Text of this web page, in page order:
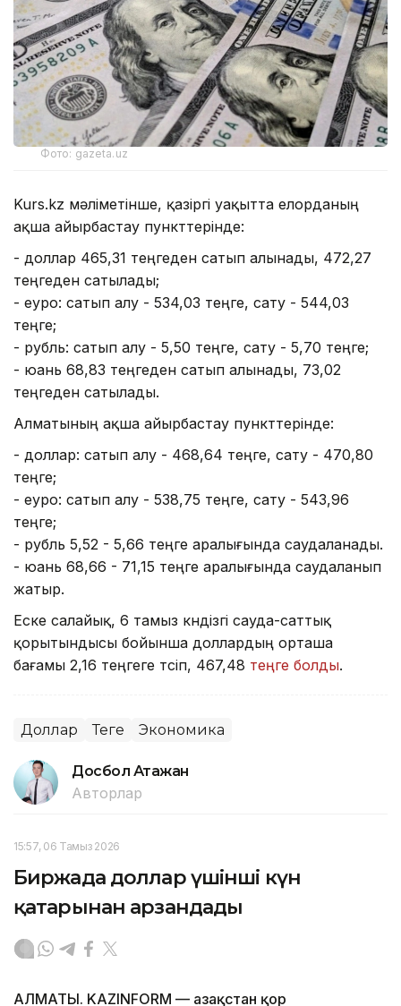
Фото: gazeta.uz
Kurs.kz мәліметінше, қазіргі уақытта елорданың
ақша айырбастау пункттерінде:
- доллар 465,31 теңгеден сатып алынады, 472,27
теңгеден сатылады;
- еуро: сатып алу - 534,03 теңге, сату - 544,03
теңге;
- рубль: сатып алу - 5,50 теңге, сату - 5,70 теңге;
- юань 68,83 теңгеден сатып алынады, 73,02
теңгеден сатылады.
Алматының ақша айырбастау пункттерінде:
- доллар: сатып алу - 468,64 теңге, сату - 470,80
теңге;
- еуро: сатып алу - 538,75 теңге, сату - 543,96
теңге;
- рубль 5,52 - 5,66 теңге аралығында саудаланады.
- юань 68,66 - 71,15 теңге аралығында саудаланып
жатыр.
Еске салайық, 6 тамыз күндізгі сауда-саттық
қорытындысы бойынша доллардың орташа
бағамы 2,16 теңгеге түсіп, 467,48 теңге болды.
Доллар Теңге Экономика
Досбол Атажан
Авторлар
15:57, 06 Тамыз 2026
Биржада доллар үшінші күн
қатарынан арзандады
АЛМАТЫ. KAZINFORM — Қазақстан қор